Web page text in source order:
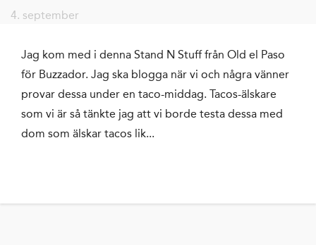
4. september
Jag kom med i denna Stand N Stuff från Old el Paso
för Buzzador. Jag ska blogga när vi och några vänner
provar dessa under en taco-middag. Tacos-älskare
som vi är så tänkte jag att vi borde testa dessa med
dom som älskar tacos lik...